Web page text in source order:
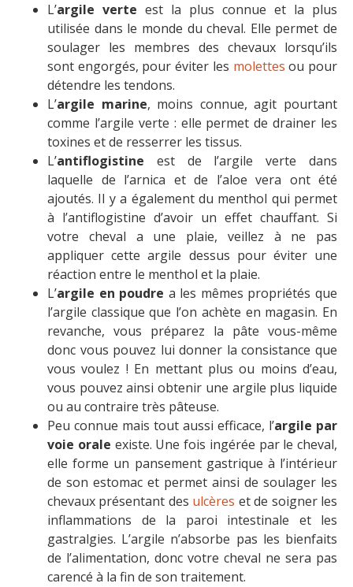
L’argile verte est la plus connue et la plus
utilisée dans le monde du cheval. Elle permet de
soulager les membres des chevaux lorsqu’ils
sont engorgés, pour éviter les molettes ou pour
détendre les tendons.
L’argile marine, moins connue, agit pourtant
comme l’argile verte : elle permet de drainer les
toxines et de resserrer les tissus.
L’antiflogistine est de l’argile verte dans
laquelle de l’arnica et de l’aloe vera ont été
ajoutés. Il y a également du menthol qui permet
à l’antiflogistine d’avoir un effet chauffant. Si
votre cheval a une plaie, veillez à ne pas
appliquer cette argile dessus pour éviter une
réaction entre le menthol et la plaie.
L’argile en poudre a les mêmes propriétés que
l’argile classique que l’on achète en magasin. En
revanche, vous préparez la pâte vous-même
donc vous pouvez lui donner la consistance que
vous voulez ! En mettant plus ou moins d’eau,
vous pouvez ainsi obtenir une argile plus liquide
ou au contraire très pâteuse.
Peu connue mais tout aussi efficace, l’argile par
voie orale existe. Une fois ingérée par le cheval,
elle forme un pansement gastrique à l’intérieur
de son estomac et permet ainsi de soulager les
chevaux présentant des ulcères et de soigner les
inflammations de la paroi intestinale et les
gastralgies. L’argile n’absorbe pas les bienfaits
de l’alimentation, donc votre cheval ne sera pas
carencé à la fin de son traitement.